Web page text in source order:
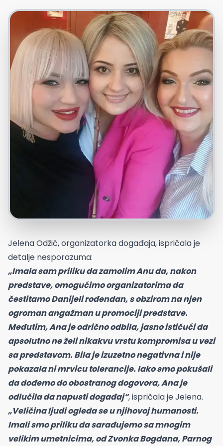
Foto: Privatna arhiva
Jelena Odžić, organizatorka događaja, ispričala je
detalje nesporazuma:
„Imala sam priliku da zamolim Anu da, nakon
predstave, omogućimo organizatorima da
čestitamo Danijeli rođendan, s obzirom na njen
ogroman angažman u promociji predstave.
Međutim, Ana je odrično odbila, jasno ističući da
apsolutno ne želi nikakvu vrstu kompromisa u vezi
sa predstavom. Bila je izuzetno negativna i nije
pokazala ni mrvicu tolerancije. Iako smo pokušali
da dođemo do obostranog dogovora, Ana je
odlučila da napusti događaj“, ispričala je Jelena.
„Veličina ljudi ogleda se u njihovoj humanosti.
Imali smo priliku da sarađujemo sa mnogim
velikim umetnicima, od Zvonka Bogdana, Parnog